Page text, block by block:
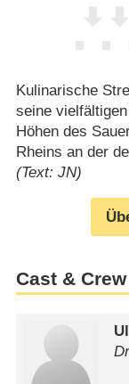
Kulinarische
seine
Höhen des
Rheins an der
(Text: JN)
Cast & Crew